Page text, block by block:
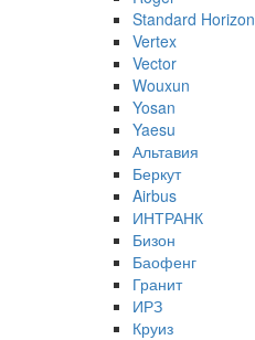
Standard Horizon
Vertex
Vector
Wouxun
Yosan
Yaesu
Альтавия
Беркут
Airbus
ИНТРАНК
Бизон
Баофенг
Гранит
ИРЗ
Круиз